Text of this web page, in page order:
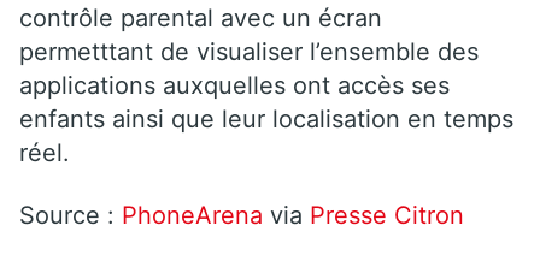
contrôle parental avec un écran
permetttant de visualiser l’ensemble des
applications auxquelles ont accès ses
enfants ainsi que leur localisation en temps
réel.
Source : PhoneArena via Presse Citron